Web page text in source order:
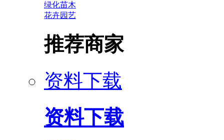
绿化苗木
花卉园艺
推荐商家
资料下载
资料下载